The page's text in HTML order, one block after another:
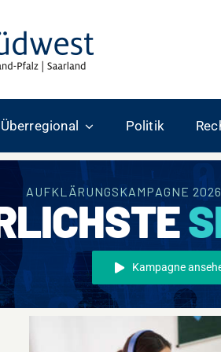
Überregional Politik
AUFKLÄRUNGSKAMPAGNE
Kampagne